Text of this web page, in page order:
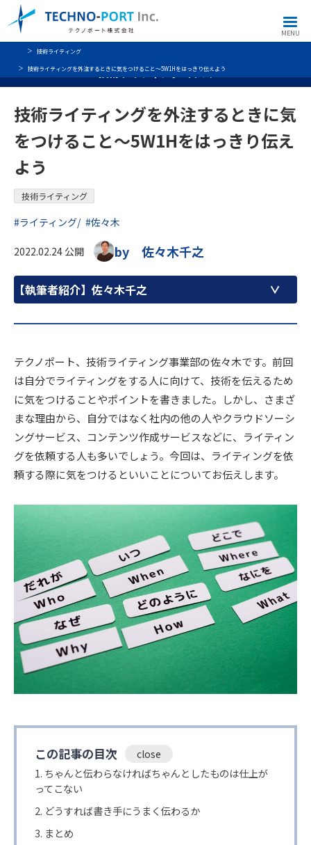
MENU
技術ライティングコラム
技術ライティング
技術ライティングを外注するときに気をつけること～5W1Hをはっきり伝えよう
技術ライティングを外注するときに気
をつけること～5W1Hをはっきり伝え
よう
技術ライティング
#ライティング #佐々木
2022.02.24 公開 by 佐々木千之
【執筆者紹介】 佐々木千之
テクノポート、技術ライティング事業部の佐々木です。前回
は自分でライティングをする人に向けて、技術を伝えるため
に気をつけることやポイントを書きました。しかし、さまざ
まな理由から、自分ではなく社内の他の人やクラウドソーシ
ングサービス、コンテンツ作成サービスなどに、ライティン
グを依頼する人も多いでしょう。今回は、ライティングを依
頼する際に気をつけるといいことについてお伝えします。
この記事の目次
ちゃんと伝わらなければちゃんとしたものは仕上が
ってこない
どうすれば書き手にうまく伝わるか
まとめ